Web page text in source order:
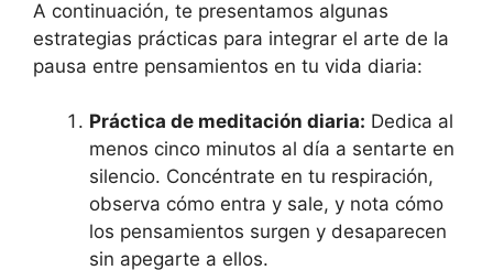
A continuación, te presentamos algunas
estrategias prácticas para integrar el arte de la
pausa entre pensamientos en tu vida diaria:
Práctica de meditación diaria: Dedica al
menos cinco minutos al día a sentarte en
silencio. Concéntrate en tu respiración,
observa cómo entra y sale, y nota cómo
los pensamientos surgen y desaparecen
sin apegarte a ellos.